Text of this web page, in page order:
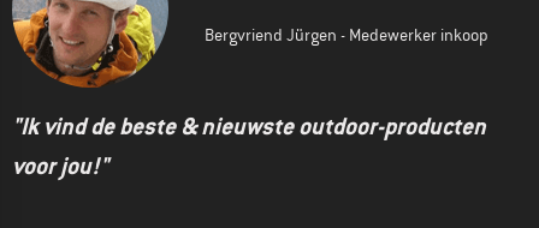
Bergvriend Jürgen - Medewerker inkoop
"Ik vind de beste & nieuwste outdoor-producten
voor jou!"